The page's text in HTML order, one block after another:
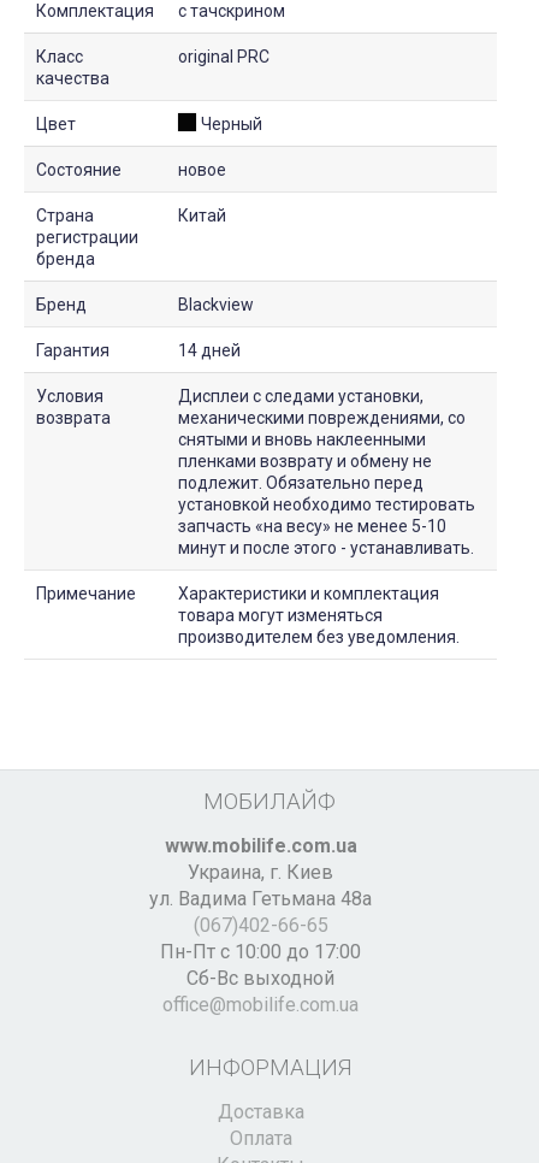
Комплектация с тачскрином
Класс
качества
original PRC
Цвет Черный
Состояние новое
Страна
регистрации
бренда
Китай
Бренд Blackview
Гарантия 14 дней
Условия
возврата
Дисплеи с следами установки,
механическими повреждениями, со
снятыми и вновь наклеенными
пленками возврату и обмену не
подлежит. Обязательно перед
установкой необходимо тестировать
запчасть «на весу» не менее 5-10
минут и после этого - устанавливать.
Примечание
Характеристики и комплектация
товара могут изменяться
производителем без уведомления.
МОБИЛАЙФ
www.mobilife.com.ua
Украина, г. Киев
ул. Вадима Гетьмана 48а
(067)402-66-65
Пн-Пт с 10:00 до 17:00
Сб-Вс выходной
office@mobilife.com.ua
ИНФОРМАЦИЯ
Доставка
Оплата